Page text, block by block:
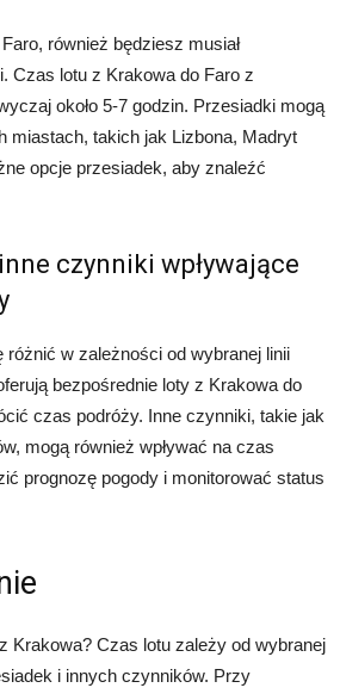
również będziesz musiał
Czas lotu z Krakowa do Faro z
około 5-7 godzin. Przesiadki mogą
miastach, takich jak Lizbona, Madryt
opcje przesiadek, aby znaleźć
czynniki wpływające
w zależności od wybranej linii
bezpośrednie loty z Krakowa do
czas podróży. Inne czynniki, takie jak
mogą również wpływać na czas
prognozę pogody i monitorować status
Krakowa? Czas lotu zależy od wybranej
i innych czynników. Przy